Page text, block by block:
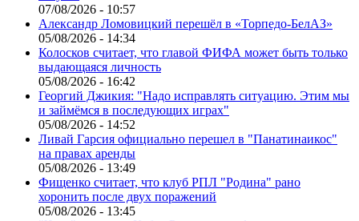
07/08/2026 - 10:57
Александр Ломовицкий перешёл в «Торпедо-БелАЗ»
05/08/2026 - 14:34
Колосков считает, что главой ФИФА может быть только
выдающаяся личность
05/08/2026 - 16:42
Георгий Джикия: "Надо исправлять ситуацию. Этим мы
и займёмся в последующих играх"
05/08/2026 - 14:52
Ливай Гарсия официально перешел в "Панатинаикос"
на правах аренды
05/08/2026 - 13:49
Фищенко считает, что клуб РПЛ "Родина" рано
хоронить после двух поражений
05/08/2026 - 13:45